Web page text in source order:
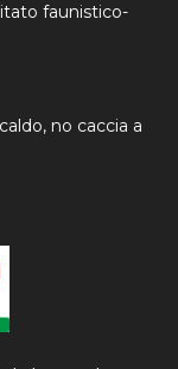
faunistico-
no caccia a